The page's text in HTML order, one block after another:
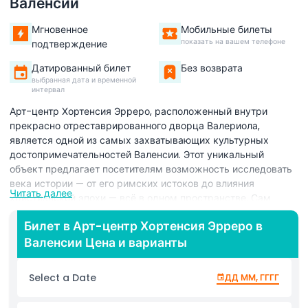
Мгновенное
подтверждение
Мобильные билеты
показать на вашем телефоне
Датированный билет
выбранная дата и временной
интервал
Без возврата
Арт-центр Хортенсия Эрреро, расположенный внутри
прекрасно отреставрированного дворца Валериола,
является одной из самых захватывающих культурных
достопримечательностей Валенсии. Этот уникальный
объект предлагает посетителям возможность исследовать
века истории — от его римских истоков до влияния
христианской эпохи — всё в одном пространстве. Сам
дворец — настоящий шедевр, тщательно
отреставрированный с сохранением исторического
очарования и с внедрением современных дизайнерских
элементов. Внутри вы найдете знаменитую коллекцию
Хортенсии Эрреро, включающую впечатляющие
произведения ведущих современных художников со всего
Читать далее
Билет в Арт-центр Хортенсия Эрреро в
Валенсии Цена и варианты
Select a Date ДД ММ, ГГГГ